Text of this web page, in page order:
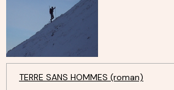
TERRE SANS HOMMES (roman)